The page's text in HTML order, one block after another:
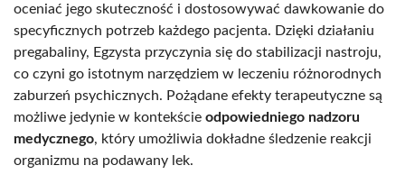
oceniać jego skuteczność i dostosowywać dawkowanie do
specyficznych potrzeb każdego pacjenta. Dzięki działaniu
pregabaliny, Egzysta przyczynia się do stabilizacji nastroju,
co czyni go istotnym narzędziem w leczeniu różnorodnych
zaburzeń psychicznych. Pożądane efekty terapeutyczne są
możliwe jedynie w kontekście odpowiedniego nadzoru
medycznego, który umożliwia dokładne śledzenie reakcji
organizmu na podawany lek.